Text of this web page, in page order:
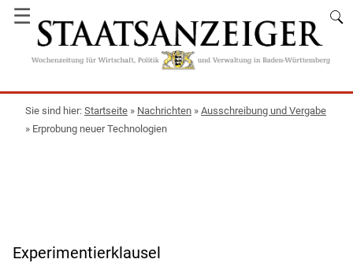
☰
Startseite » Nachrichten » Ausschreibung und Vergabe
» Erprobung neuer Technologien
Experimentierklausel